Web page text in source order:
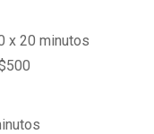
x 20 minutos